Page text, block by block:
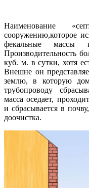
Наименование
сооружению,которое
фекальные массы
Производительность
куб. м. в сутки, хотя
Внешне он
землю, в которую
трубопроводу
масса оседает,
и сбрасывается в
доочистка.